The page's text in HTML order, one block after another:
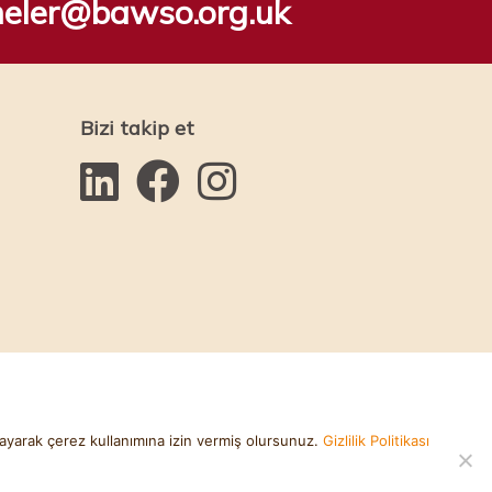
Bizi takip et
Yaratıcı
çerez kullanımına izin vermiş olursunuz. Gizlilik Politikası